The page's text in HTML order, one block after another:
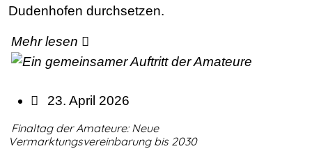
Dudenhofen durchsetzen.
Mehr lesen
23. April 2026
Finaltag der Amateure: Neue
Vermarktungsvereinbarung bis 2030